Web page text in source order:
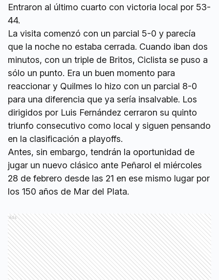
Entraron al último cuarto con victoria local por 53-
44.
La visita comenzó con un parcial 5-0 y parecía
que la noche no estaba cerrada. Cuando iban dos
minutos, con un triple de Britos, Ciclista se puso a
sólo un punto. Era un buen momento para
reaccionar y Quilmes lo hizo con un parcial 8-0
para una diferencia que ya sería insalvable. Los
dirigidos por Luis Fernández cerraron su quinto
triunfo consecutivo como local y siguen pensando
en la clasificación a playoffs.
Antes, sin embargo, tendrán la oportunidad de
jugar un nuevo clásico ante Peñarol el miércoles
28 de febrero desde las 21 en ese mismo lugar por
los 150 años de Mar del Plata.
Ads